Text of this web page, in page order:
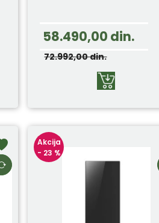
58.490,00 din.
72.992,00din.
Akcija
- 23 %